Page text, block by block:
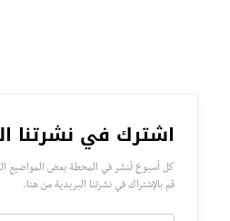
اشترك في نشرتنا
كل أسبوع تُنشر في المحطة بعض المواضيع
قم بالإشتراك في نشرتنا البريدية من هنا.